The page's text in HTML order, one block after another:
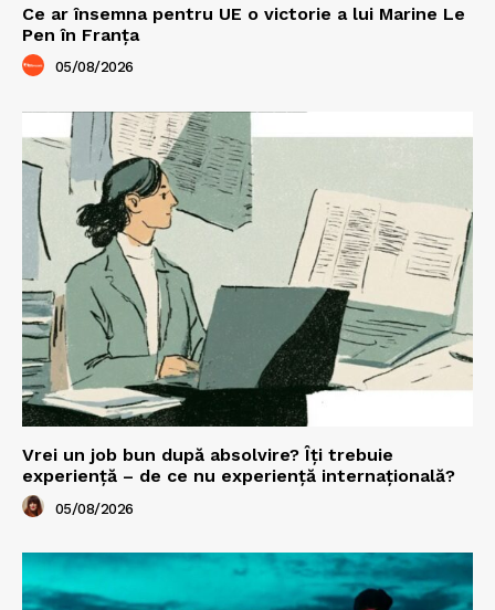
Ce ar însemna pentru UE o victorie a lui Marine Le
Pen în Franța
05/08/2026
Vrei un job bun după absolvire? Îți trebuie
experiență – de ce nu experiență internațională?
05/08/2026